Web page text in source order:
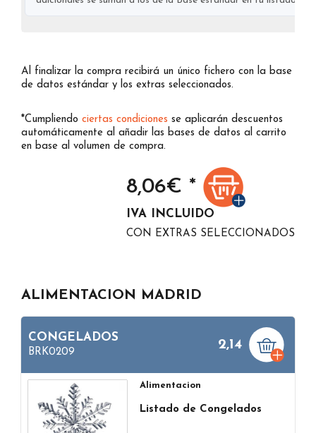
Al finalizar la compra recibirá un único fichero con la base
de datos estándar y los extras seleccionados.
*Cumpliendo ciertas condiciones se aplicarán descuentos
automáticamente al añadir las bases de datos al carrito
en base al volumen de compra.
8,06€ *
IVA INCLUIDO
CON EXTRAS SELECCIONADOS
ALIMENTACION MADRID
CONGELADOS
BRK0209
2,14
Alimentacion
Listado de Congelados